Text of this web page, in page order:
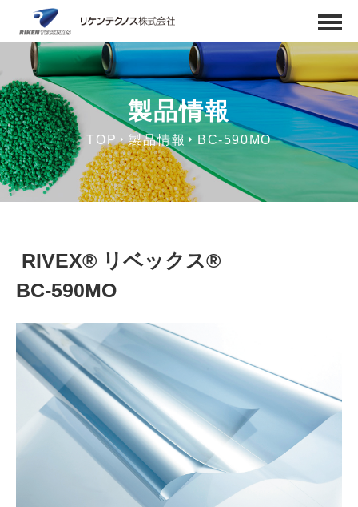
製品情報
TOP 製品情報 BC-590MO
RIVEX® リベックス®
BC-590MO